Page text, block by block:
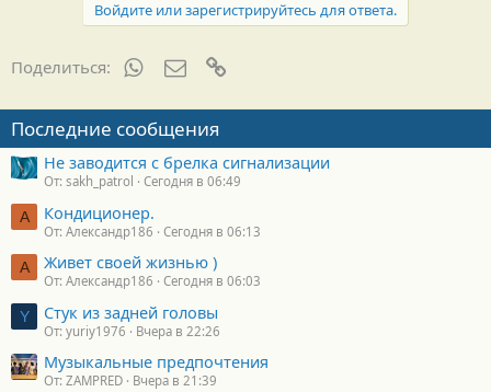
Войдите или зарегистрируйтесь для ответа.
Поделиться: WhatsAppЭлектронная почта
Последние сообщения
Не заводится с брелка сигнализации
От: sakh_patrol Сегодня в 06:49
А Кондиционер.
От: Александр186 Сегодня в 06:13
А Живет своей жизнью )
От: Александр186 Сегодня в 06:03
Y Стук из задней головы
От: yuriy1976 Вчера в 22:26
Музыкальные предпочтения
От: ZAMPRED Вчера в 21:39